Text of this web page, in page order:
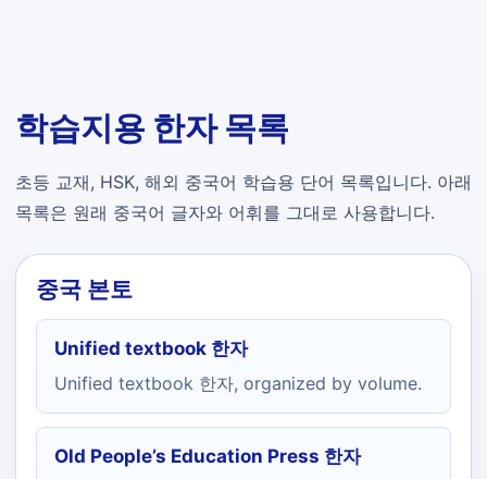
학습지용 한자 목록
초등 교재, HSK, 해외 중국어 학습용 단어 목록입니다. 아래
목록은 원래 중국어 글자와 어휘를 그대로 사용합니다.
중국 본토
Unified textbook 한자
Unified textbook 한자, organized by volume.
Old People’s Education Press 한자